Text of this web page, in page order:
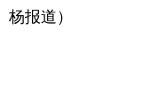
杨报道）